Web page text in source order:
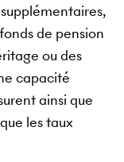
de pension
ou des
capacité
ainsi que
les taux